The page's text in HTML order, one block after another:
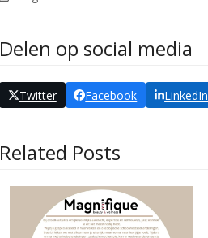
Delen op social media
Twitter Facebook LinkedIn
Related Posts